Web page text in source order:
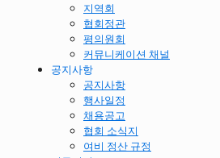
지역회
협회정관
평의원회
커뮤니케이션 채널
공지사항
공지사항
행사일정
채용공고
협회 소식지
여비 정산 규정